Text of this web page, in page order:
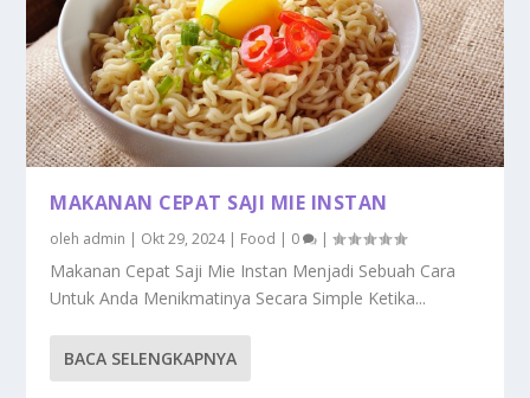
MAKANAN CEPAT SAJI MIE INSTAN
oleh admin | Okt 29, 2024| Food | 0 |
Makanan Cepat Saji Mie Instan Menjadi Sebuah Cara
Untuk Anda Menikmatinya Secara Simple Ketika...
BACA SELENGKAPNYA